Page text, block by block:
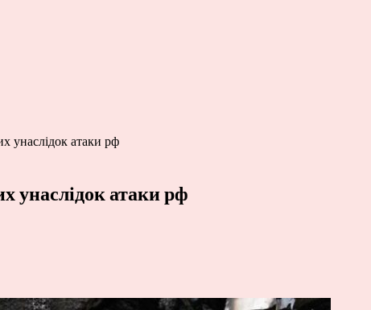
унаслідок атаки рф
унаслідок атаки рф